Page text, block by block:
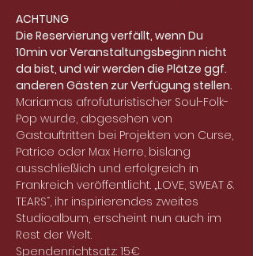
ACHTUNG
Die Reservierung verfällt, wenn Du
10min vor Veranstaltungsbeginn nicht
da bist, und wir werden die Plätze ggf.
anderen Gästen zur Verfügung stellen.
Mariamas afrofuturistischer Soul-Folk-
Pop wurde, abgesehen von
Gastauftritten bei Projekten von Curse,
Patrice oder Max Herre, bislang
ausschließlich und erfolgreich in
Frankreich veröffentlicht. „LOVE, SWEAT &
TEARS“, ihr inspirierendes zweites
Studioalbum, erscheint nun auch im
Rest der Welt.
Spendenrichtsatz: 15€